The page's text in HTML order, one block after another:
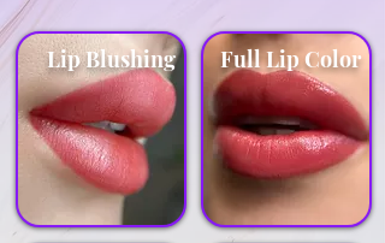
Lip Blushing Full Lip Color